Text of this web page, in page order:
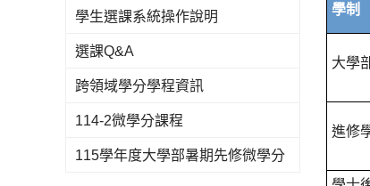
學制
大學
進修
學生選課系統操作說明
選課Q&A
跨領域學分學程資訊
114-2微學分課程
115學年度大學部暑期先修微學分